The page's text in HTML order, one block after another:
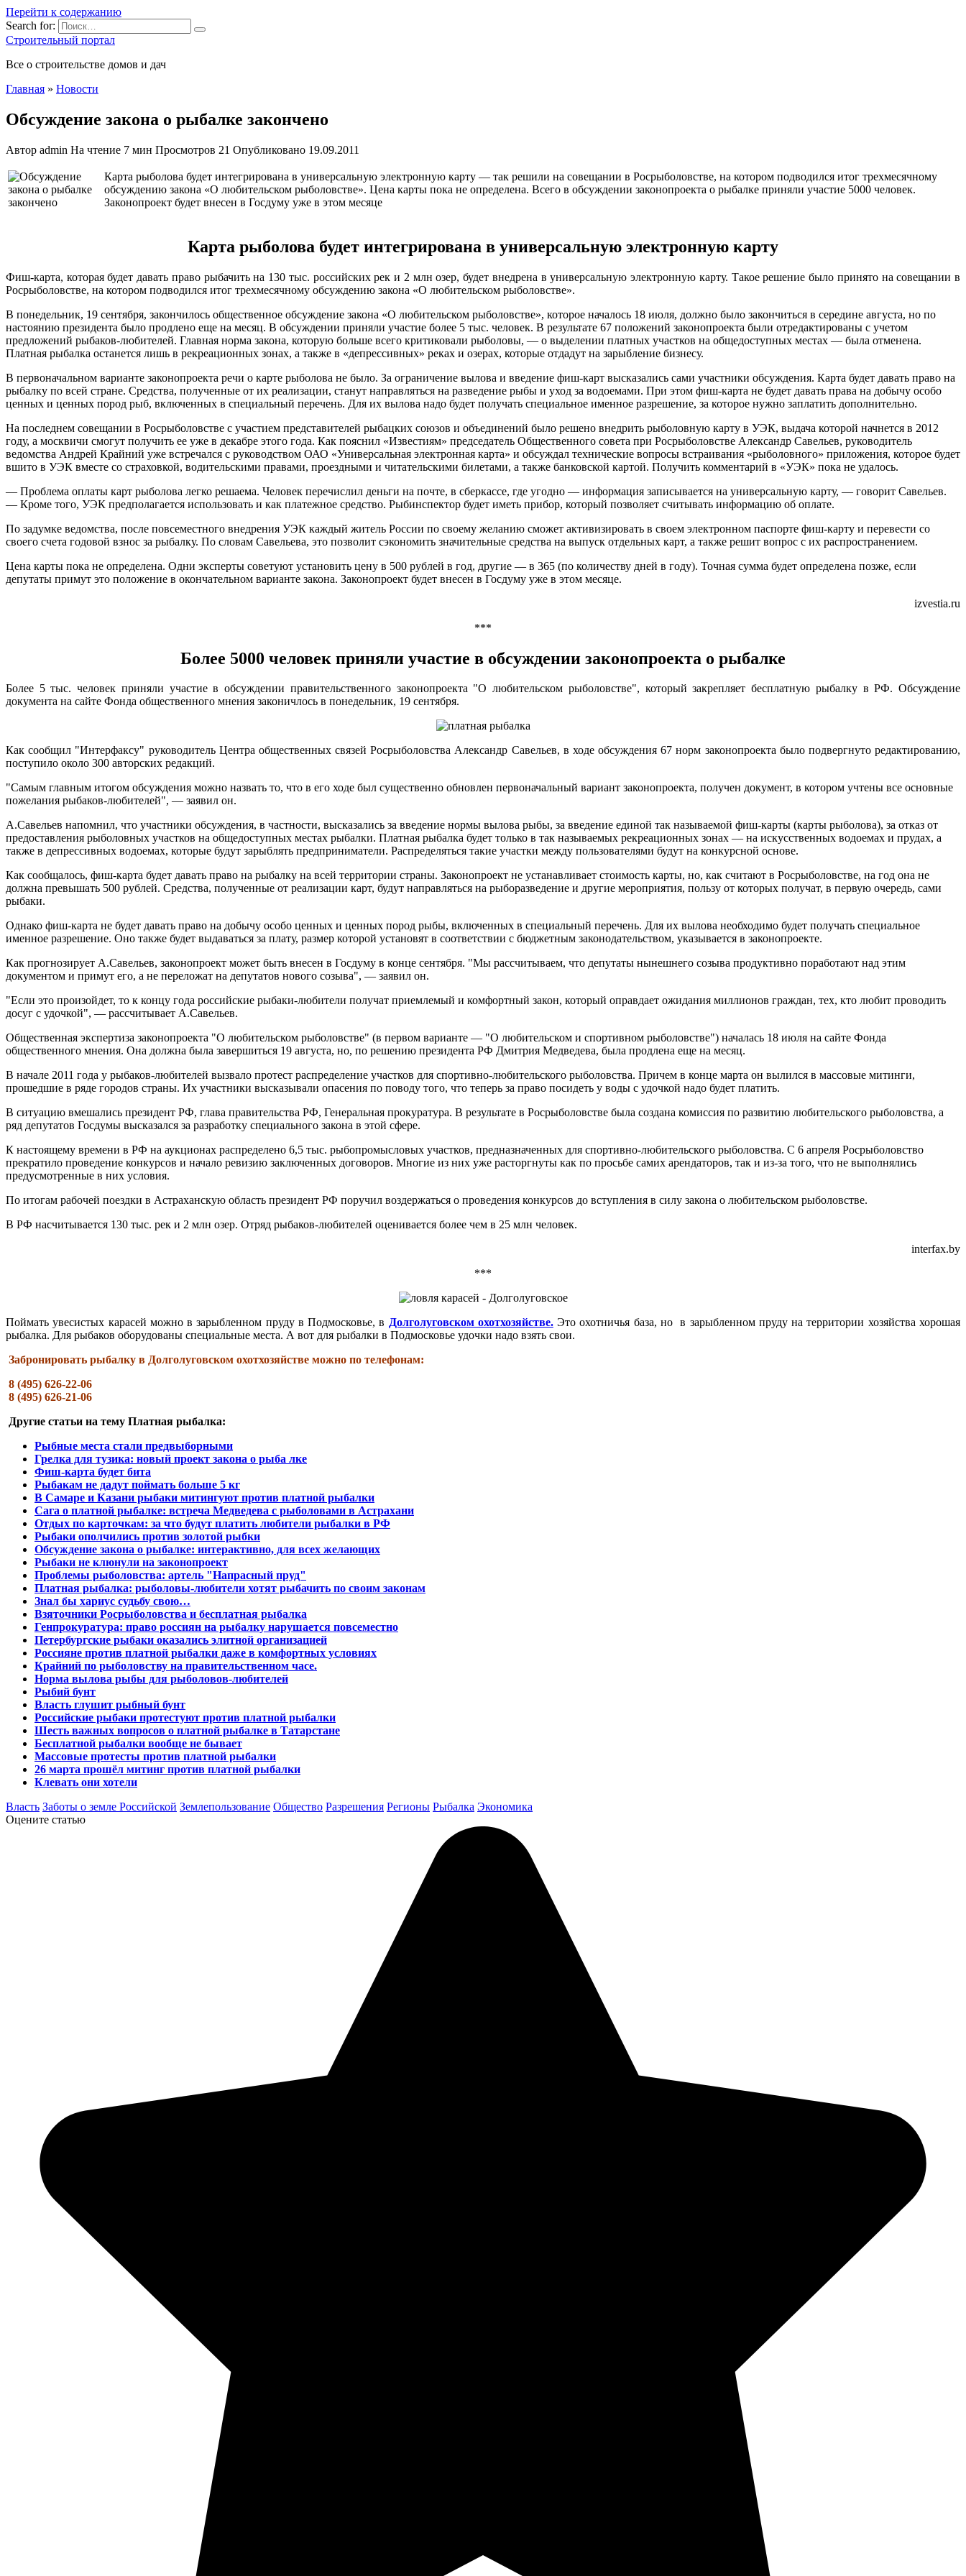
Перейти к содержанию
Search for:
Строительный портал
Все о строительстве домов и дач
Главная » Новости
Обсуждение закона о рыбалке закончено
Автор admin На чтение 7 мин Просмотров 21 Опубликовано 19.09.2011
Карта рыболова будет интегрирована в универсальную электронную карту — так решили на совещании в Росрыболовстве, на котором подводился итог трехмесячному
обсуждению закона «О любительском рыболовстве». Цена карты пока не определена. Всего в обсуждении законопроекта о рыбалке приняли участие 5000 человек.
Законопроект будет внесен в Госдуму уже в этом месяце
Карта рыболова будет интегрирована в универсальную электронную карту
Фиш-карта, которая будет давать право рыбачить на 130 тыс. российских рек и 2 млн озер, будет внедрена в универсальную электронную карту. Такое решение было принято на совещании в
Росрыболовстве, на котором подводился итог трехмесячному обсуждению закона «О любительском рыболовстве».
В понедельник, 19 сентября, закончилось общественное обсуждение закона «О любительском рыболовстве», которое началось 18 июля, должно было закончиться в середине августа, но по
настоянию президента было продлено еще на месяц. В обсуждении приняли участие более 5 тыс. человек. В результате 67 положений законопроекта были отредактированы с учетом
предложений рыбаков-любителей. Главная норма закона, которую больше всего критиковали рыболовы, — о выделении платных участков на общедоступных местах — была отменена.
Платная рыбалка останется лишь в рекреационных зонах, а также в «депрессивных» реках и озерах, которые отдадут на зарыбление бизнесу.
В первоначальном варианте законопроекта речи о карте рыболова не было. За ограничение вылова и введение фиш-карт высказались сами участники обсуждения. Карта будет давать право на
рыбалку по всей стране. Средства, полученные от их реализации, станут направляться на разведение рыбы и уход за водоемами. При этом фиш-карта не будет давать права на добычу особо
ценных и ценных пород рыб, включенных в специальный перечень. Для их вылова надо будет получать специальное именное разрешение, за которое нужно заплатить дополнительно.
На последнем совещании в Росрыболовстве с участием представителей рыбацких союзов и объединений было решено внедрить рыболовную карту в УЭК, выдача которой начнется в 2012
году, а москвичи смогут получить ее уже в декабре этого года. Как пояснил «Известиям» председатель Общественного совета при Росрыболовстве Александр Савельев, руководитель
ведомства Андрей Крайний уже встречался с руководством ОАО «Универсальная электронная карта» и обсуждал технические вопросы встраивания «рыболовного» приложения, которое будет
вшито в УЭК вместе со страховкой, водительскими правами, проездными и читательскими билетами, а также банковской картой. Получить комментарий в «УЭК» пока не удалось.
— Проблема оплаты карт рыболова легко решаема. Человек перечислил деньги на почте, в сберкассе, где угодно — информация записывается на универсальную карту, — говорит Савельев.
— Кроме того, УЭК предполагается использовать и как платежное средство. Рыбинспектор будет иметь прибор, который позволяет считывать информацию об оплате.
По задумке ведомства, после повсеместного внедрения УЭК каждый житель России по своему желанию сможет активизировать в своем электронном паспорте фиш-карту и перевести со
своего счета годовой взнос за рыбалку. По словам Савельева, это позволит сэкономить значительные средства на выпуск отдельных карт, а также решит вопрос с их распространением.
Цена карты пока не определена. Одни эксперты советуют установить цену в 500 рублей в год, другие — в 365 (по количеству дней в году). Точная сумма будет определена позже, если
депутаты примут это положение в окончательном варианте закона. Законопроект будет внесен в Госдуму уже в этом месяце.
izvestia.ru
***
Более 5000 человек приняли участие в обсуждении законопроекта о рыбалке
Более 5 тыс. человек приняли участие в обсуждении правительственного законопроекта "О любительском рыболовстве", который закрепляет бесплатную рыбалку в РФ. Обсуждение
документа на сайте Фонда общественного мнения законичлось в понедельник, 19 сентября.
Как сообщил "Интерфаксу" руководитель Центра общественных связей Росрыболовства Александр Савельев, в ходе обсуждения 67 норм законопроекта было подвергнуто редактированию,
поступило около 300 авторских редакций.
"Самым главным итогом обсуждения можно назвать то, что в его ходе был существенно обновлен первоначальный вариант законопроекта, получен документ, в котором учтены все основные
пожелания рыбаков-любителей", — заявил он.
А.Савельев напомнил, что участники обсуждения, в частности, высказались за введение нормы вылова рыбы, за введение единой так называемой фиш-карты (карты рыболова), за отказ от
предоставления рыболовных участков на общедоступных местах рыбалки. Платная рыбалка будет только в так называемых рекреационных зонах — на искусственных водоемах и прудах, а
также в депрессивных водоемах, которые будут зарыблять предприниматели. Распределяться такие участки между пользователями будут на конкурсной основе.
Как сообщалось, фиш-карта будет давать право на рыбалку на всей территории страны. Законопроект не устанавливает стоимость карты, но, как считают в Росрыболовстве, на год она не
должна превышать 500 рублей. Средства, полученные от реализации карт, будут направляться на рыборазведение и другие мероприятия, пользу от которых получат, в первую очередь, сами
рыбаки.
Однако фиш-карта не будет давать право на добычу особо ценных и ценных пород рыбы, включенных в специальный перечень. Для их вылова необходимо будет получать специальное
именное разрешение. Оно также будет выдаваться за плату, размер которой установят в соответствии с бюджетным законодательством, указывается в законопроекте.
Как прогнозирует А.Савельев, законопроект может быть внесен в Госдуму в конце сентября. "Мы рассчитываем, что депутаты нынешнего созыва продуктивно поработают над этим
документом и примут его, а не переложат на депутатов нового созыва", — заявил он.
"Если это произойдет, то к концу года российские рыбаки-любители получат приемлемый и комфортный закон, который оправдает ожидания миллионов граждан, тех, кто любит проводить
досуг с удочкой", — рассчитывает А.Савельев.
Общественная экспертиза законопроекта "О любительском рыболовстве" (в первом варианте — "О любительском и спортивном рыболовстве") началась 18 июля на сайте Фонда
общественного мнения. Она должна была завершиться 19 августа, но, по решению президента РФ Дмитрия Медведева, была продлена еще на месяц.
В начале 2011 года у рыбаков-любителей вызвало протест распределение участков для спортивно-любительского рыболовства. Причем в конце марта он вылился в массовые митинги,
прошедшие в ряде городов страны. Их участники высказывали опасения по поводу того, что теперь за право посидеть у воды с удочкой надо будет платить.
В ситуацию вмешались президент РФ, глава правительства РФ, Генеральная прокуратура. В результате в Росрыболовстве была создана комиссия по развитию любительского рыболовства, а
ряд депутатов Госдумы высказался за разработку специального закона в этой сфере.
К настоящему времени в РФ на аукционах распределено 6,5 тыс. рыбопромысловых участков, предназначенных для спортивно-любительского рыболовства. С 6 апреля Росрыболовство
прекратило проведение конкурсов и начало ревизию заключенных договоров. Многие из них уже расторгнуты как по просьбе самих арендаторов, так и из-за того, что не выполнялись
предусмотренные в них условия.
По итогам рабочей поездки в Астраханскую область президент РФ поручил воздержаться о проведения конкурсов до вступления в силу закона о любительском рыболовстве.
В РФ насчитывается 130 тыс. рек и 2 млн озер. Отряд рыбаков-любителей оценивается более чем в 25 млн человек.
interfax.by
***
Поймать увесистых карасей можно в зарыбленном пруду в Подмосковье, в Долголуговском охотхозяйстве.Это охотничья база, но в зарыбленном пруду на территории хозяйства хорошая
рыбалка. Для рыбаков оборудованы специальные места. А вот для рыбалки в Подмосковье удочки надо взять свои.
Забронировать рыбалку в Долголуговском охотхозяйстве можно по телефонам:
8 (495) 626-22-06
8 (495) 626-21-06
Другие статьи на тему Платная рыбалка:
Рыбные места стали предвыборными
Грелка для тузика: новый проект закона о рыба лке
Фиш-карта будет бита
Рыбакам не дадут поймать больше 5 кг
В Самаре и Казани рыбаки митингуют против платной рыбалки
Сага о платной рыбалке: встреча Медведева с рыболовами в Астрахани
Отдых по карточкам: за что будут платить любители рыбалки в РФ
Рыбаки ополчились против золотой рыбки
Обсуждение закона о рыбалке: интерактивно, для всех желающих
Рыбаки не клюнули на законопроект
Проблемы рыболовства: артель "Напрасный пруд"
Платная рыбалка: рыболовы-любители хотят рыбачить по своим законам
Знал бы хариус судьбу свою…
Взяточники Росрыболовства и бесплатная рыбалка
Генпрокуратура: право россиян на рыбалку нарушается повсеместно
Петербургские рыбаки оказались элитной организацией
Россияне против платной рыбалки даже в комфортных условиях
Крайний по рыболовству на правительственном часе.
Норма вылова рыбы для рыболовов-любителей
Рыбий бунт
Власть глушит рыбный бунт
Российские рыбаки протестуют против платной рыбалки
Шесть важных вопросов о платной рыбалке в Татарстане
Бесплатной рыбалки вообще не бывает
Массовые протесты против платной рыбалки
26 марта прошёл митинг против платной рыбалки
Клевать они хотели
Власть Заботы о земле Российской Землепользование Общество Разрешения Регионы Рыбалка Экономика
Оцените статью